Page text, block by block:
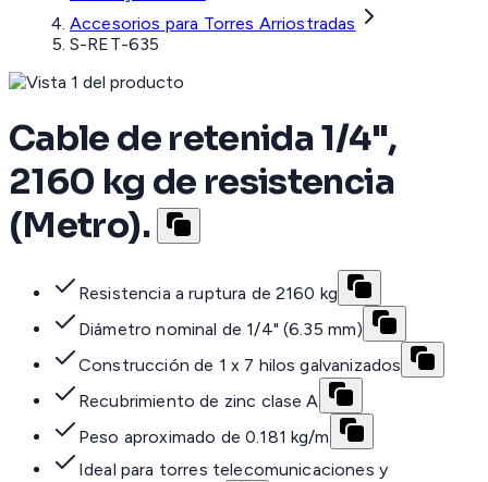
Accesorios para Torres Arriostradas
S-RET-635
Cable de retenida 1/4",
2160 kg de resistencia
(Metro).
Resistencia a ruptura de 2160 kg
Diámetro nominal de 1/4" (6.35 mm)
Construcción de 1 x 7 hilos galvanizados
Recubrimiento de zinc clase A
Peso aproximado de 0.181 kg/m
Ideal para torres telecomunicaciones y